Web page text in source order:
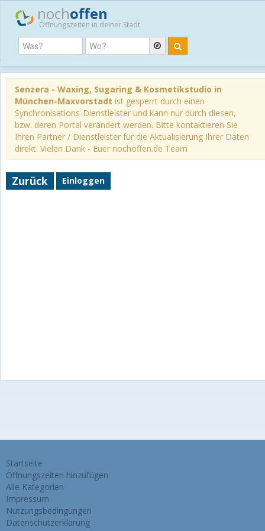
nochoffen
Öffnungszeiten in deiner Stadt
Senzera - Waxing, Sugaring & Kosmetikstudio in
München-Maxvorstadt ist gesperrt durch einen
Synchronisations-Dienstleister und kann nur durch diesen,
bzw. deren Portal verändert werden. Bitte kontaktieren Sie
Ihren Partner / Dienstleister für die Aktualisierung Ihrer Daten
direkt. Vielen Dank - Euer nochoffen.de Team
Zurück Einloggen
Startseite
Öffnungszeiten hinzufügen
Alle Kategorien
Impressum
Nutzungsbedingungen
Datenschutzerklärung